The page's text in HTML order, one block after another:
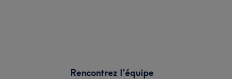
Rencontrez l'équipe